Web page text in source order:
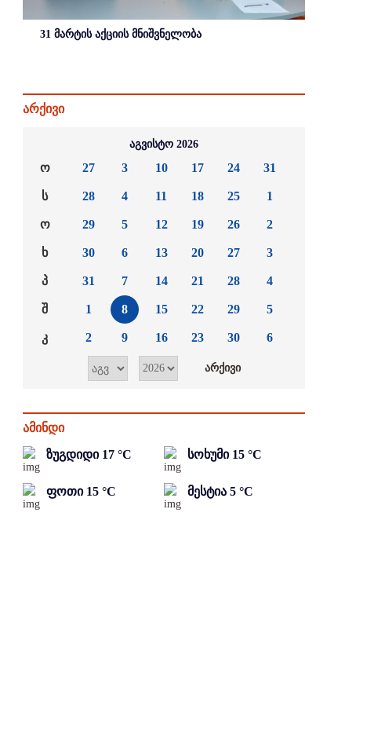
31 მარტის აქციის მნიშვნელობა
არქივი
აგვისტო 2026
ო
ს
ო
ხ
პ
შ
კ
27
28
29
30
31
1
2
3
4
5
6
7
8
9
10
11
12
13
14
15
16
17
18
19
20
21
22
23
24
25
26
27
28
29
30
31
1
2
3
4
5
6
ამინდი
ზუგდიდი 17 °C სოხუმი 15 °C
ფოთი 15 °C მესტია 5 °C